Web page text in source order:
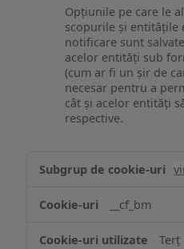
Opțiunile pe care le
scopurile și entitățile
notificare sunt
acelor entități sub
(cum ar fi un șir de
necesar pentru a
cât și acelor entități
respective.
Asigurarea
funcționalităților
website-
ului
__cf_bm
Terț